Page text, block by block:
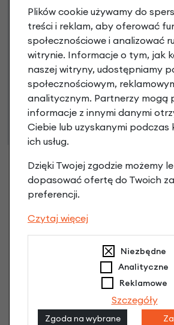
Poznaj szczegóły
Niniejsza propozycja nie stanowi oferty
66 Kodeksu Cywilnego. Ostateczna
i przyznaniu kredytu zostanie podjęta
zdolności kredytowej.
Klienci zadali
Nikt wcześniej niemiał pytań do
co chcesz zapytać?
Zadaj pytanie
Plików cookie używamy do
treści i reklam, aby oferować
społecznościowe i analizować
witrynie. Informacje o tym, jak
naszej witryny, udostępniamy
społecznościowym,
analitycznym. Partnerzy mogą
informacje z innymi danymi
Ciebie lub uzyskanymi podczas
ich usług.
Dzięki Twojej zgodzie możemy
dopasować ofertę do Twoich
preferencji.
Czytaj więcej
Niezbędne
Analityczne
Reklamowe
Szczegóły
Zgoda na wybrane